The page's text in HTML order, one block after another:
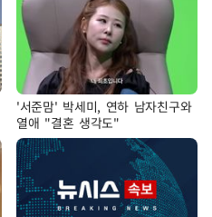
'서준맘' 박세미, 연하 남자친구와
열애 "결혼 생각도"